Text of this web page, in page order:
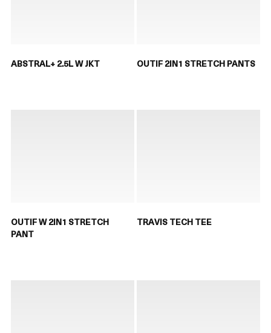
ABSTRAL+ 2.5L W JKT OUTIF 2IN1 STRETCH PANTS
OUTIF W 2IN1 STRETCH
PANT
TRAVIS TECH TEE